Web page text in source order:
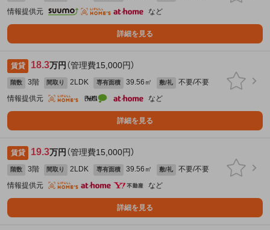
情報提供元
など
詳細を見る
賃貸 18.3万円 （管理費15,000円）
階数 3階 間取り 2LDK 専有面積 39.56㎡ 敷/礼
不要/不要
情報提供元
など
詳細を見る
賃貸 19.3万円 （管理費15,000円）
階数 3階 間取り 2LDK 専有面積 39.56㎡ 敷/礼
不要/不要
情報提供元
など
詳細を見る